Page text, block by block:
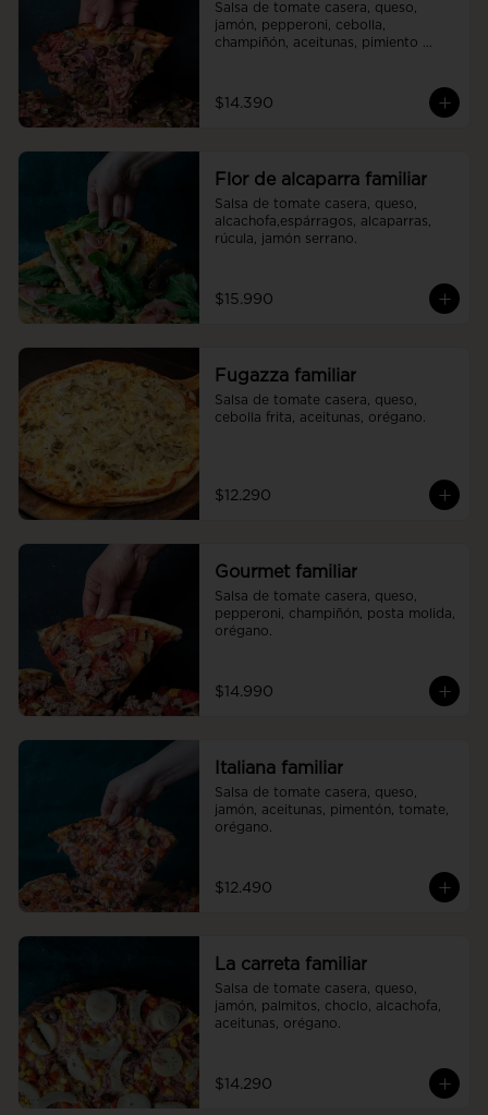
Salsa de tomate casera, queso,
jamón, pepperoni, cebolla,
champiñón, aceitunas, pimiento
$14.390
Flor de alcaparra familiar
Salsa de tomate casera, queso,
alcachofa,espárragos, alcaparras,
rúcula, jamón serrano.
$15.990
Fugazza familiar
Salsa de tomate casera, queso,
cebolla frita, aceitunas, orégano.
$12.290
Gourmet familiar
Salsa de tomate casera, queso,
pepperoni, champiñón, posta molida,
orégano.
$14.990
Italiana familiar
Salsa de tomate casera, queso,
jamón, aceitunas, pimentón, tomate,
orégano.
$12.490
La carreta familiar
Salsa de tomate casera, queso,
jamón, palmitos, choclo, alcachofa,
aceitunas, orégano.
$14.290